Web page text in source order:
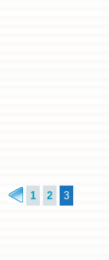
1 2
3